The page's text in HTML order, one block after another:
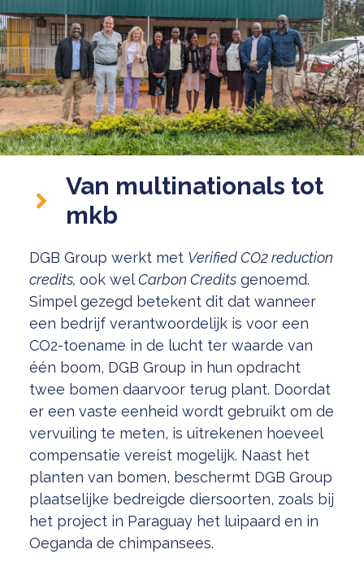
Van multinationals tot
mkb
DGB Group werkt met VerifiedCO2 reduction
credits, ook welCarbon Creditsgenoemd.
Simpel gezegd betekent dit dat wanneer
een bedrijf verantwoordelijk is voor een
CO2-toename in de lucht ter waarde van
één boom, DGB Group in hun opdracht
twee bomen daarvoor terug plant. Doordat
er een vaste eenheid wordt gebruikt om de
vervuiling te meten, is uitrekenen hoeveel
compensatie vereist mogelijk. Naast het
planten van bomen, beschermt DGB Group
plaatselijke bedreigde diersoorten, zoals bij
het project in Paraguay het luipaard en in
Oeganda de chimpansees.